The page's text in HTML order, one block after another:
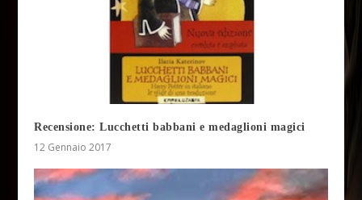
Recensione: Lucchetti babbani e medaglioni magici
12 Gennaio 2017